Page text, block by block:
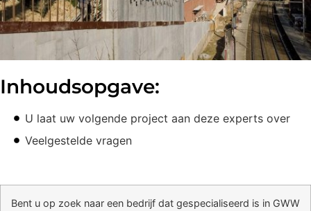
Inhoudsopgave:
U laat uw volgende project aan deze experts over
Veelgestelde vragen
Bent u op zoek naar een bedrijf dat gespecialiseerd is in GWW